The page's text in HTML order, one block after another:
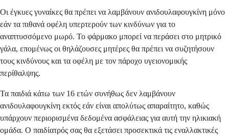
Οι έγκυες γυναίκες θα πρέπει να λαμβάνουν ανιδουλαφουγκίνη μόνο
εάν τα πιθανά οφέλη υπερτερούν των κινδύνων για το
αναπτυσσόμενο μωρό. Το φάρμακο μπορεί να περάσει στο μητρικό
γάλα, επομένως οι θηλάζουσες μητέρες θα πρέπει να συζητήσουν
τους κινδύνους και τα οφέλη με τον πάροχο υγειονομικής
περίθαλψης.
Τα παιδιά κάτω των 16 ετών συνήθως δεν λαμβάνουν
ανιδουλαφουγκίνη εκτός εάν είναι απολύτως απαραίτητο, καθώς
υπάρχουν περιορισμένα δεδομένα ασφάλειας για αυτή την ηλικιακή
ομάδα. Ο παιδίατρός σας θα εξετάσει προσεκτικά τις εναλλακτικές